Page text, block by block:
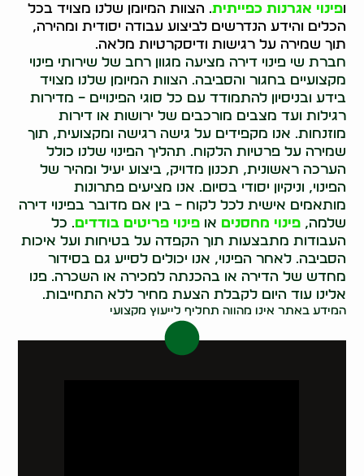
ופינוי אגרנות כפייתית. הצוות המיומן שלנו מצויד בכל
הכלים והידע הנדרשים לביצוע עבודה יסודית ומהירה,
תוך שמירה על רגישות ודיסקרטיות מלאה.
חברת שי פינוי דירה מציעה מגוון רחב של שירותי פינוי
מקצועיים בחגור והסביבה. הצוות המיומן שלנו מצויד
בידע ובניסיון להתמודד עם כל סוגי הפינויים – מדירות
רגילות ועד מצבים מורכבים של ירושות או דירות
מוזנחות. אנו מקפידים על גישה רגישה ומקצועית, תוך
שמירה על פרטיות הלקוח. תהליך הפינוי שלנו כולל
הערכה ראשונית, תכנון מדויק, ביצוע יעיל ומהיר של
הפינוי, וניקיון יסודי בסיום. אנו מציעים פתרונות
מותאמים אישית לכל לקוח – בין אם מדובר בפינוי דירה
שלמה,פינוי מחסנים אופינוי פריטים בודדים. כל
העבודות מתבצעות תוך הקפדה על בטיחות ועל איכות
הסביבה. לאחר הפינוי, אנו יכולים לסייע גם בסידור
מחדש של הדירה או בהכנתה למכירה או השכרה. פנו
אלינו עוד היום לקבלת הצעת מחיר ללא התחייבות.
המידע באתר אינו מהווה תחליף לייעוץ מקצועי